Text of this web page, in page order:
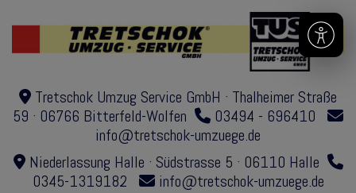
Tretschok Umzug Service GmbH · Thalheimer Straße
59 · 06766 Bitterfeld-Wolfen
03494 - 696410
info@tretschok-umzuege.de
Niederlassung Halle · Südstrasse 5 · 06110 Halle
0345-1319182
info@tretschok-umzuege.de